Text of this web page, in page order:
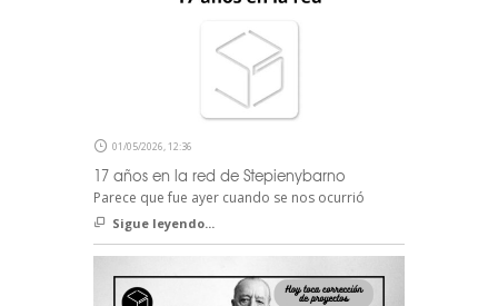
01/05/2026, 12:36
17 años en la red de Stepienybarno
Parece que fue ayer cuando se nos ocurrió
Sigue leyendo...